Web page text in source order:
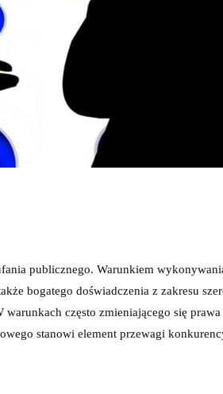
publicznego. Warunkiem
bogatego doświadczenia z zakresu
często zmieniającego się
stanowi element przewagi